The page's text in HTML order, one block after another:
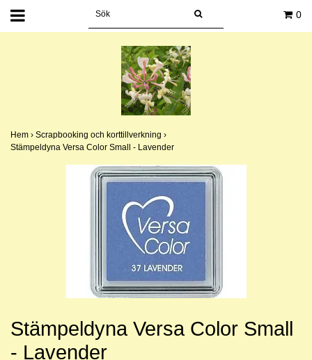
0
Hem › Scrapbooking och korttillverkning ›
Stämpeldyna Versa Color Small - Lavender
Stämpeldyna Versa Color Small
- Lavender